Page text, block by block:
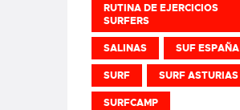
RUTINA DE EJERCICIOS
SURFERS
SALINAS SUF ESPAÑA
SURF SURF ASTURIAS
SURFCAMP